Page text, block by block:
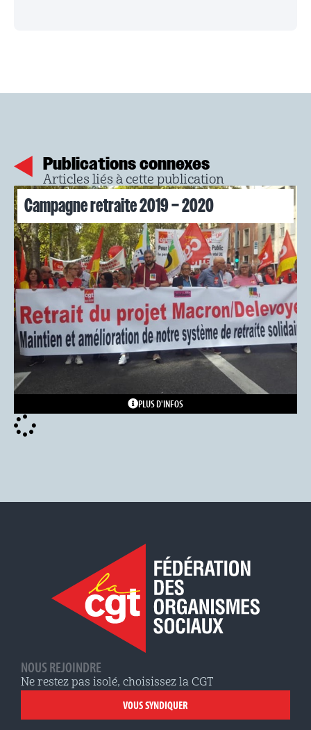
Publications connexes
Articles liés à cette publication
Campagne retraite 2019 – 2020
PLUS D'INFOS
NOUS REJOINDRE
Ne restez pas isolé, choisissez la CGT
VOUS SYNDIQUER